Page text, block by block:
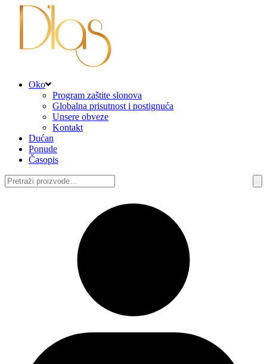
Oko
Program zaštite slonova
Globalna prisutnost i postignuća
Unsere obveze
Kontakt
Dućan
Ponude
Časopis
Pretraži: